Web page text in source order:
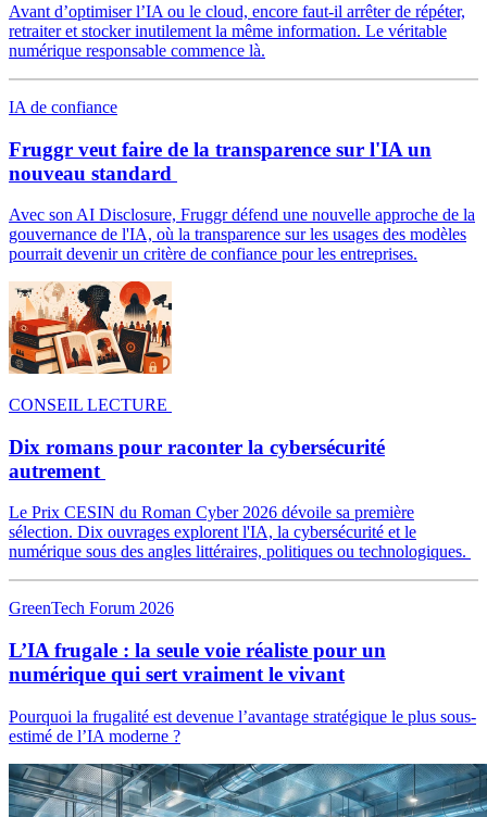
Avant d’optimiser l’IA ou le cloud, encore faut-il arrêter de répéter,
retraiter et stocker inutilement la même information. Le véritable
numérique responsable commence là.
IA de confiance
Fruggr veut faire de la transparence sur l'IA un
nouveau standard
Avec son AI Disclosure, Fruggr défend une nouvelle approche de la
gouvernance de l'IA, où la transparence sur les usages des modèles
pourrait devenir un critère de confiance pour les entreprises.
CONSEIL LECTURE
Dix romans pour raconter la cybersécurité
autrement
Le Prix CESIN du Roman Cyber 2026 dévoile sa première
sélection. Dix ouvrages explorent l'IA, la cybersécurité et le
numérique sous des angles littéraires, politiques ou technologiques.
GreenTech Forum 2026
L’IA frugale : la seule voie réaliste pour un
numérique qui sert vraiment le vivant
Pourquoi la frugalité est devenue l’avantage stratégique le plus sous-
estimé de l’IA moderne ?